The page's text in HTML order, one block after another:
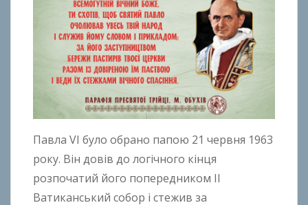
t
o
n
B
o
k
h
n
k
o
Павла VI було обрано папою 21 червня 1963
року. Він довів до логічного кінця
розпочатий його попередником II
Ватиканський собор і стежив за